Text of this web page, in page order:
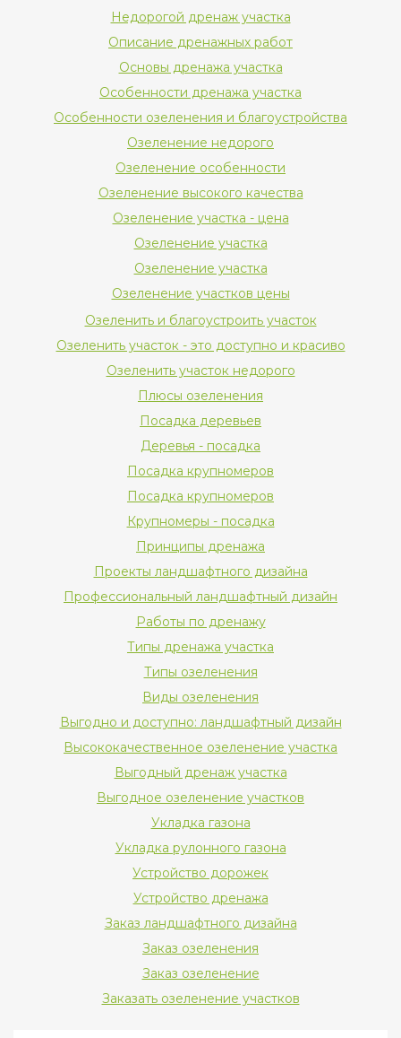
Недорогой дренаж участка
Описание дренажных работ
Основы дренажа участка
Особенности дренажа участка
Особенности озеленения и благоустройства
Озеленение недорого
Озеленение особенности
Озеленение высокого качества
Озеленение участка - цена
Озеленение участка
Озеленение участка
Озеленение участков цены
Озеленить и благоустроить участок
Озеленить участок - это доступно и красиво
Озеленить участок недорого
Плюсы озеленения
Посадка деревьев
Деревья - посадка
Посадка крупномеров
Посадка крупномеров
Крупномеры - посадка
Принципы дренажа
Проекты ландшафтного дизайна
Профессиональный ландшафтный дизайн
Работы по дренажу
Типы дренажа участка
Типы озеленения
Виды озеленения
Выгодно и доступно: ландшафтный дизайн
Высококачественное озеленение участка
Выгодный дренаж участка
Выгодное озеленение участков
Укладка газона
Укладка рулонного газона
Устройство дорожек
Устройство дренажа
Заказ ландшафтного дизайна
Заказ озеленения
Заказ озеленение
Заказать озеленение участков